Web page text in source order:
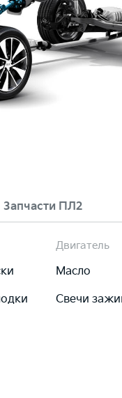
Запчасти ПЛ2
Двигатель
Масло
Свечи